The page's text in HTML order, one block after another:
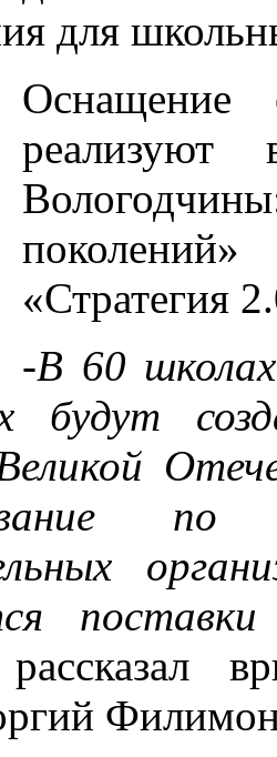
для
Оснащение
«Стратегия
-В 60
будут